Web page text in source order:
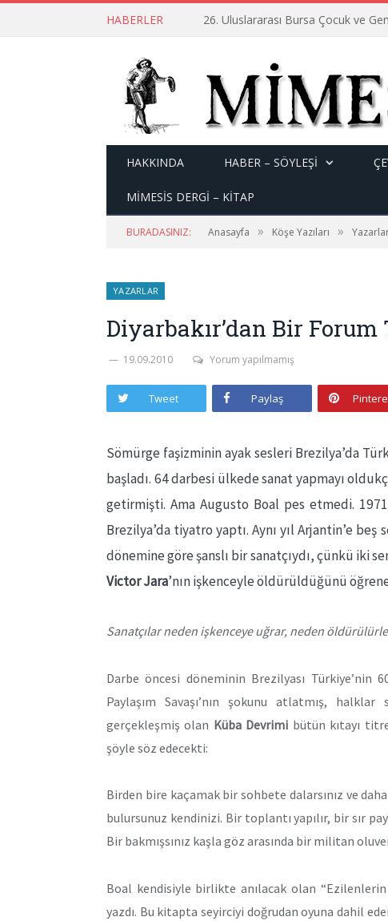
HABERLER 26. Uluslararası Bursa Çocuk ve
HAKKINDA HABER – SÖYLEŞI
MİMESİS DERGİ – KİTAP
BURADASINIZ: Anasayfa » Köşe Yazıları »
YAZARLAR
Diyarbakır’dan Bir
19.09.2010 Yorum yapılmamış
Tweet Paylaş
Sömürge faşizminin ayak sesleri Brezilya’da
başladı. 64 darbesi ülkede sanat yapmayı
getirmişti. Ama Augusto Boal pes etmedi. 1971
Brezilya’da tiyatro yaptı. Aynı yıl Arjantin’e
dönemine göre şanslı bir sanatçıydı, çünkü iki
Victor Jara’nın işkenceyle öldürüldüğünü
Sanatçılar neden işkenceye uğrar, neden
Darbe öncesi döneminin Brezilyası Türkiye’nin
Paylaşım Savaşı’nın şokunu atlatmış,
gerçekleşmiş olan Küba Devrimi bütün kıtayı
şöyle söz edecekti:
Birden bire kaçamak bir sohbete dalarsınız ve
bulursunuz kendinizi. Bir toplantı yapılır, bir sır
Bir bakmışsınız kaşla göz arasında bir militan
Boal kendisiyle birlikte anılacak olan “Ezilenlerin
yazdı. Bu kitapta seyirciyi doğrudan oyuna dahil